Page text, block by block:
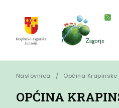
Naslovnica Općina Krapinske
OPĆINA